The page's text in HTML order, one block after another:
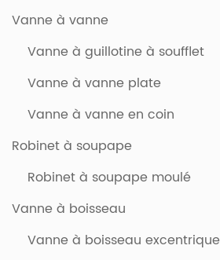
Vanne à vanne
Vanne à guillotine à soufflet
Vanne à vanne plate
Vanne à vanne en coin
Robinet à soupape
Robinet à soupape moulé
Vanne à boisseau
Vanne à boisseau excentrique